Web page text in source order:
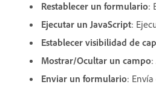
Restablecer un formulario:
Ejecutar un JavaScript:
Establecer visibilidad de
Mostrar/Ocultar un campo
Enviar un formulario: